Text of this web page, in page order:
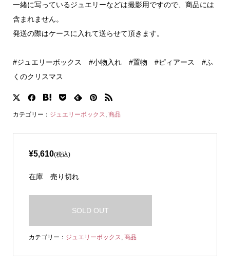
一緒に写っているジュエリーなどは撮影用ですので、商品には
含まれません。
発送の際はケースに入れて送らせて頂きます。
#ジュエリーボックス #小物入れ #置物 #ピィアース #ふ
くのクリスマス
カテゴリー： ジュエリーボックス, 商品
¥5,610(税込)
在庫 売り切れ
SOLD OUT
カテゴリー： ジュエリーボックス, 商品